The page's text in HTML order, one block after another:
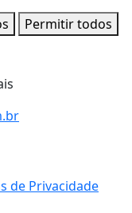
Permitir todos
de Privacidade